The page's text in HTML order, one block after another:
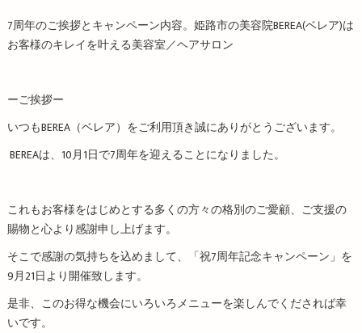
7周年のご挨拶とキャンペーン内容。姫路市の美容院BEREA(ベレア)は
お客様のキレイを叶える美容室／ヘアサロン
ーご挨拶ー
いつもBEREA（ベレア）をご利用頂き誠にありがとうございます。
BEREAは、10月1日で7周年を迎えることになりました。
これもお客様をはじめとする多くの方々の格別のご愛顧、ご支援の
賜物と心より感謝申し上げます。
そこで感謝の気持ちを込めまして、「祝7周年記念キャンペーン」を
9月21日より開催致します。
是非、このお得な機会にいろいろメニューを楽しんでくだされば幸
いです。